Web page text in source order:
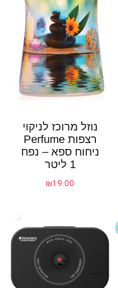
נוזל מרוכז לניקוי
רצפות Perfume
ניחוח ספא – נפח
1 ליטר
₪19.00